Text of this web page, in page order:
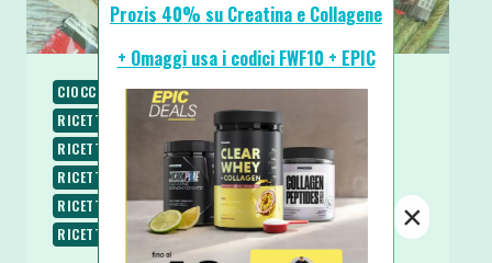
CIOCCOLATO COLAZIONE
RICETTE
RICETTE AL MICROONDE
RICETTE DOLCI
RICETTE PROTEICHE
RICETTE SENZA BURRO
RICETTE SENZA LATTOSIO
RICETTE SENZA UOVA
RICETTE SENZA ZUCCHERO
RICETTE VEGANE
RICETTE VEGETARIANE
SPUNTINI E SNACKS
Prozis 40% su Creatina e Collagene
+ Omaggi usa i codici FWF10 + EPIC
×